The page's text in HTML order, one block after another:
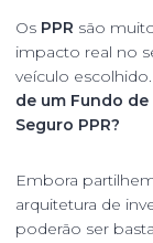
Os PPR são
impacto real no
veículo escolhido.
de um Fundo
Seguro PPR?
Embora
arquitetura de
poderão ser